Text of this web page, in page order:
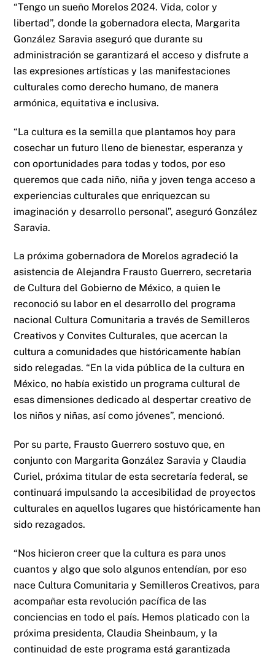
“Tengo un sueño Morelos 2024. Vida, color y
libertad”, donde la gobernadora electa, Margarita
González Saravia aseguró que durante su
administración se garantizará el acceso y disfrute a
las expresiones artísticas y las manifestaciones
culturales como derecho humano, de manera
armónica, equitativa e inclusiva.
“La cultura es la semilla que plantamos hoy para
cosechar un futuro lleno de bienestar, esperanza y
con oportunidades para todas y todos, por eso
queremos que cada niño, niña y joven tenga acceso a
experiencias culturales que enriquezcan su
imaginación y desarrollo personal”, aseguró González
Saravia.
La próxima gobernadora de Morelos agradeció la
asistencia de Alejandra Frausto Guerrero, secretaria
de Cultura del Gobierno de México, a quien le
reconoció su labor en el desarrollo del programa
nacional Cultura Comunitaria a través de Semilleros
Creativos y Convites Culturales, que acercan la
cultura a comunidades que históricamente habían
sido relegadas. “En la vida pública de la cultura en
México, no había existido un programa cultural de
esas dimensiones dedicado al despertar creativo de
los niños y niñas, así como jóvenes”, mencionó.
Por su parte, Frausto Guerrero sostuvo que, en
conjunto con Margarita González Saravia y Claudia
Curiel, próxima titular de esta secretaría federal, se
continuará impulsando la accesibilidad de proyectos
culturales en aquellos lugares que históricamente han
sido rezagados.
“Nos hicieron creer que la cultura es para unos
cuantos y algo que solo algunos entendían, por eso
nace Cultura Comunitaria y Semilleros Creativos, para
acompañar esta revolución pacífica de las
conciencias en todo el país. Hemos platicado con la
próxima presidenta, Claudia Sheinbaum, y la
continuidad de este programa está garantizada